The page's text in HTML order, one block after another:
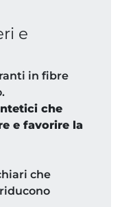
e
in fibre
che
e favorire la
che